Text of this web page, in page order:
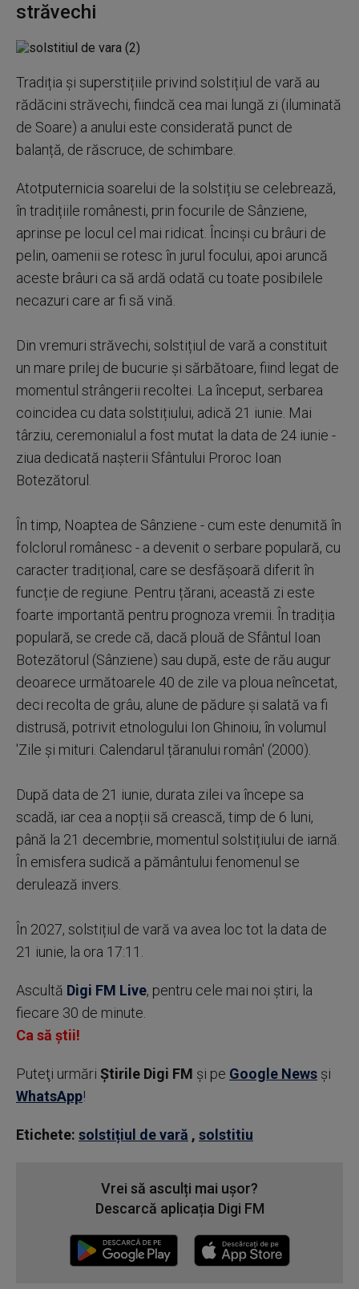
străvechi
Tradiția și superstițiile privind solstițiul de vară au
rădăcini străvechi, fiindcă cea mai lungă zi (iluminată
de Soare) a anului este considerată punct de
balanță, de răscruce, de schimbare.
Atotputernicia soarelui de la solstițiu se celebrează,
în tradițiile românesti, prin focurile de Sânziene,
aprinse pe locul cel mai ridicat. Încinși cu brâuri de
pelin, oamenii se rotesc în jurul focului, apoi aruncă
aceste brâuri ca să ardă odată cu toate posibilele
necazuri care ar fi să vină.
Din vremuri străvechi, solstițiul de vară a constituit
un mare prilej de bucurie și sărbătoare, fiind legat de
momentul strângerii recoltei. La început, serbarea
coincidea cu data solstițiului, adică 21 iunie. Mai
târziu, ceremonialul a fost mutat la data de 24 iunie -
ziua dedicată nașterii Sfântului Proroc Ioan
Botezătorul.
În timp, Noaptea de Sânziene - cum este denumită în
folclorul românesc - a devenit o serbare populară, cu
caracter tradițional, care se desfășoară diferit în
funcție de regiune. Pentru țărani, această zi este
foarte importantă pentru prognoza vremii. În tradiția
populară, se crede că, dacă plouă de Sfântul Ioan
Botezătorul (Sânziene) sau după, este de rău augur
deoarece următoarele 40 de zile va ploua neîncetat,
deci recolta de grâu, alune de pădure și salată va fi
distrusă, potrivit etnologului Ion Ghinoiu, în volumul
'Zile și mituri. Calendarul țăranului român' (2000).
După data de 21 iunie, durata zilei va începe sa
scadă, iar cea a nopții să crească, timp de 6 luni,
până la 21 decembrie, momentul solstițiului de iarnă.
În emisfera sudică a pământului fenomenul se
derulează invers.
În 2027, solstițiul de vară va avea loc tot la data de
21 iunie, la ora 17:11.
Ascultă Digi FM Live, pentru cele mai noi știri, la
fiecare 30 de minute.
Ca să știi!
Puteţi urmări Știrile Digi FM şi pe Google News şi
WhatsApp!
Etichete: solstițiul de vară , solstitiu
Vrei să asculți mai ușor?
Descarcă aplicația Digi FM